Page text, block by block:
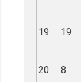
19 19
20 8